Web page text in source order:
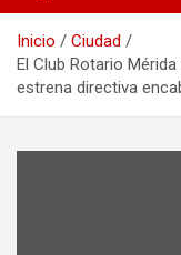
Inicio
Ciudad
El Club Rotario
estrena directiva